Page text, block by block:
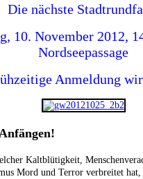
Die nächste
10. November 2012,
Nordseepassage
Anmeldung
Kaltblütigkeit,
Mord und Terror verbreitet